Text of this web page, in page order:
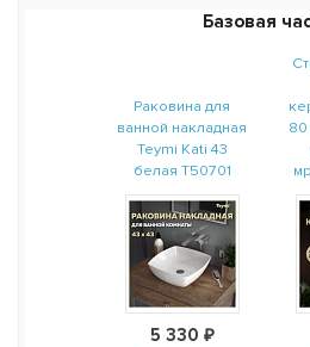
Базовая
Раковина для
ванной накладная
Teymi Kati 43
белая T50701
5 330 ₽
80